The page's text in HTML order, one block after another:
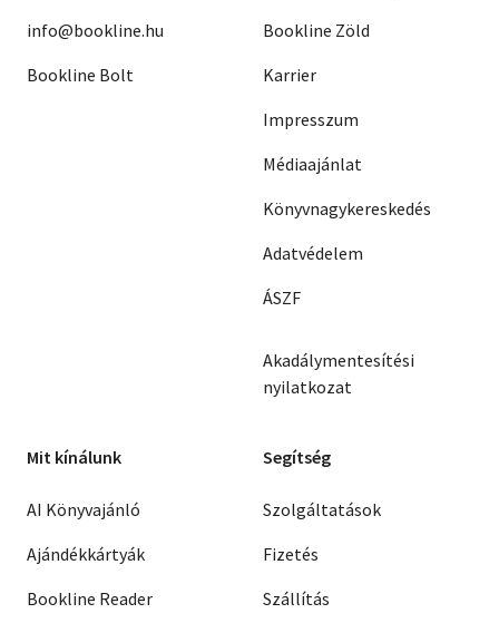
info@bookline.hu
Bookline Bolt
Bookline Zöld
Karrier
Impresszum
Médiaajánlat
Könyvnagykereskedés
Adatvédelem
ÁSZF
Akadálymentesítési
nyilatkozat
Mit kínálunk
AI Könyvajánló
Ajándékkártyák
Bookline Reader
Segítség
Szolgáltatások
Fizetés
Szállítás